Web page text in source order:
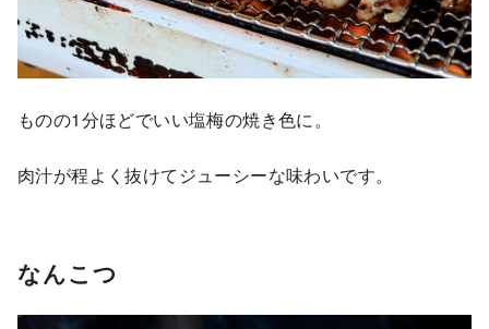
ものの1分ほどでいい塩梅の焼き色に。
肉汁が程よく抜けてジューシーな味わいです。
なんこつ